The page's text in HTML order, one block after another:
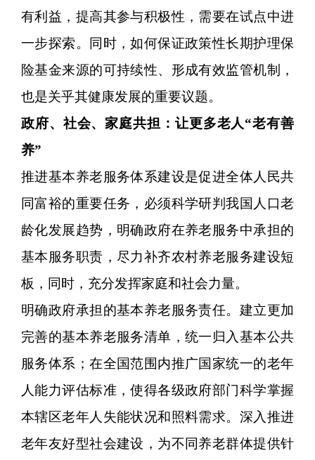
有利益，提高其参与积极性，需要在试点中进
一步探索。同时，如何保证政策性长期护理保
险基金来源的可持续性、形成有效监管机制，
也是关乎其健康发展的重要议题。
政府、社会、家庭共担：让更多老人“老有善
养”
推进基本养老服务体系建设是促进全体人民共
同富裕的重要任务，必须科学研判我国人口老
龄化发展趋势，明确政府在养老服务中承担的
基本服务职责，尽力补齐农村养老服务建设短
板，同时，充分发挥家庭和社会力量。
明确政府承担的基本养老服务责任。建立更加
完善的基本养老服务清单，统一归入基本公共
服务体系；在全国范围内推广国家统一的老年
人能力评估标准，使得各级政府部门科学掌握
本辖区老年人失能状况和照料需求。深入推进
老年友好型社会建设，为不同养老群体提供针